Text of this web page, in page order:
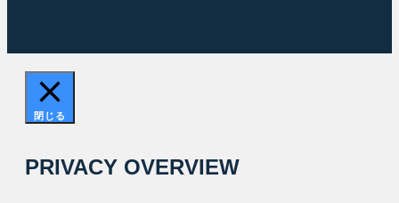
閉じる
PRIVACY OVERVIEW